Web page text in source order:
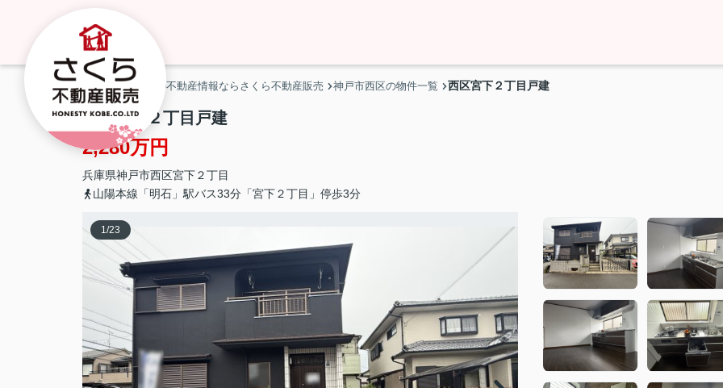
神戸市・明石市の不動産情報ならさくら不動産販売 神戸市西区の物件一覧 西区宮下２丁目戸建
西区宮下２丁目戸建
2,280万円
兵庫県神戸市西区宮下２丁目
山陽本線「明石」駅バス33分「宮下２丁目」停歩3分
1/23